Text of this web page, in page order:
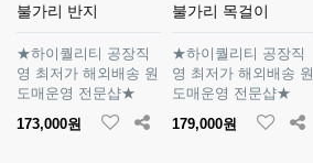
불가리 반지
★하이퀄리티 공장직
영 최저가 해외배송 원
도매운영 전문샵★
173,000원
불가리 목걸이
★하이퀄리티 공장직
영 최저가 해외배송 원
도매운영 전문샵★
179,000원